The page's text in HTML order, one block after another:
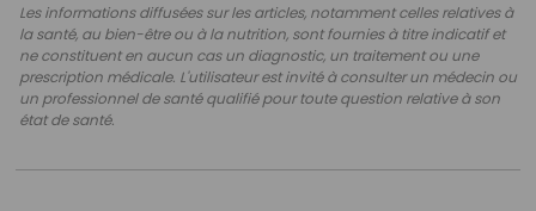
Les informations diffusées sur les articles, notamment celles relatives à
la santé, au bien-être ou à la nutrition, sont fournies à titre indicatif et
ne constituent en aucun cas un diagnostic, un traitement ou une
prescription médicale. L'utilisateur est invité à consulter un médecin ou
un professionnel de santé qualifié pour toute question relative à son
état de santé.